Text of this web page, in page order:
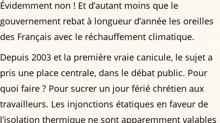
Évidemment non ! Et d’autant moins que le
gouvernement rebat à longueur d’année les oreilles
des Français avec le réchauffement climatique.
Depuis 2003 et la première vraie canicule, le sujet a
pris une place centrale, dans le débat public. Pour
quoi faire ? Pour sucrer un jour férié chrétien aux
travailleurs. Les injonctions étatiques en faveur de
l’isolation thermique ne sont apparemment valables